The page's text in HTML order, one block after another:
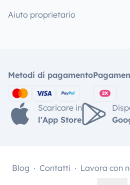
Aiuto proprietario
Metodi di pagamento
Scaricare in
l'App Store
Blog Contatti Lavora con